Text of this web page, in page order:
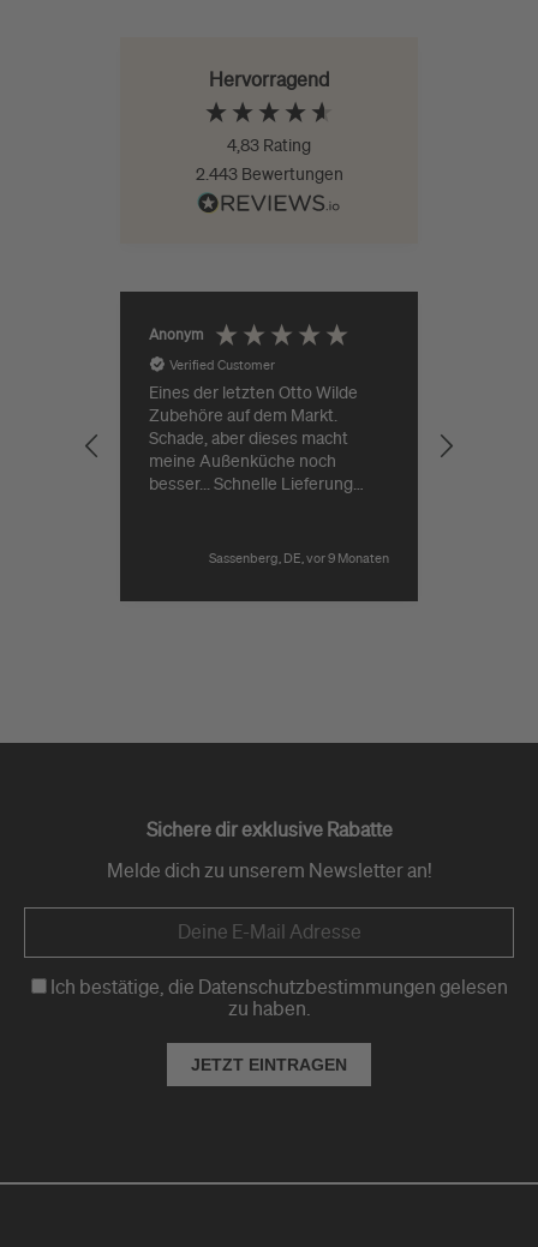
Hervorragend
4,83 Rating
2.443 Bewertungen
Anonym
Verified Customer
Eines der letzten Otto Wilde
Zubehöre auf dem Markt.
Schade, aber dieses macht
meine Außenküche noch
besser... Schnelle Lieferung
Sassenberg, DE, vor 9 Monaten
Sichere dir exklusive Rabatte
Melde dich zu unserem Newsletter an!
Ich bestätige, die Datenschutzbestimmungen gelesen
zu haben.
JETZT EINTRAGEN